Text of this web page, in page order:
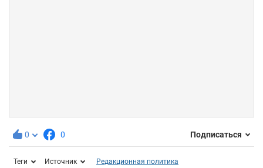
0 0 Подписаться
Теги Источник Редакционная политика